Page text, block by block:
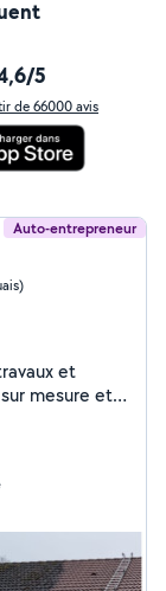
5
de 66000 avis
Auto-entrepreneur
et